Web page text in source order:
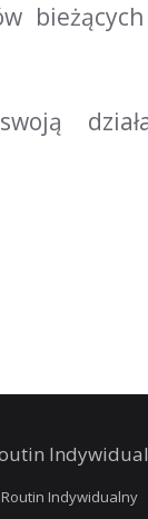
Routin Indywidualny